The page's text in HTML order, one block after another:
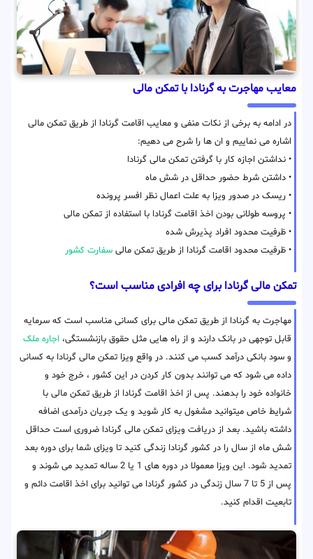
معایب مهاجرت به گرنادا با تمکن مالی
در ادامه به برخی از نکات منفی و معایب اقامت گرنادا از طریق تمکن مالی
اشاره می نماییم و ان ها را شرح می دهیم:
• نداشتن اجازه کار با گرفتن تمکن مالی گرنادا
• داشتن شرط حضور حداقل در شش ماه
• ریسک در صدور ویزا به علت اعمال نظر افسر پرونده
• پروسه طولانی بودن اخذ اقامت گرنادا با استفاده از تمکن مالی
• ظرفیت محدود افراد پذیرش شده
• ظرفیت محدود اقامت گرنادا از طریق تمکن مالی سفارت کشور
تمکن مالی گرنادا برای چه افرادی مناسب است؟
مهاجرت به گرنادا از طریق تمکن مالی برای کسانی مناسب است که سرمایه
قابل توجهی در بانک دارند و از راه هایی مثل حقوق بازنشستگی، اجاره ملک
و سود بانکی درآمد کسب می کنند. در واقع ویزا تمکن مالی گرنادا به کسانی
داده می شود که می توانند بدون کار کردن در این کشور ، خرج خود و
خانواده خود را بدهند. پس از اخذ اقامت گرنادا از طریق تمکن مالی با
شرایط خاص میتوانید مشغول به کار شوید و یک جریان درآمدی اضافه
داشته باشید. بعد از دریافت ویزای تمکن مالی گرنادا ضروری است حداقل
شش ماه از سال را در کشور گرنادا زندگی کنید تا ویزای شما برای دوره بعد
تمدید شود. این ویزا معمولا در دوره های 1 یا 2 ساله تمدید می شوند و
پس از 5 تا 7 سال زندگی در کشور گرنادا می توانید برای اخذ اقامت دائم و
تابعیت اقدام کنید.